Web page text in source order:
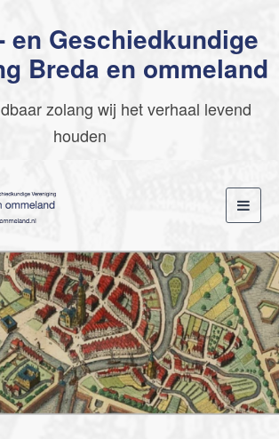
en Geschiedkundige
Breda en ommeland
zolang wij het verhaal levend
houden